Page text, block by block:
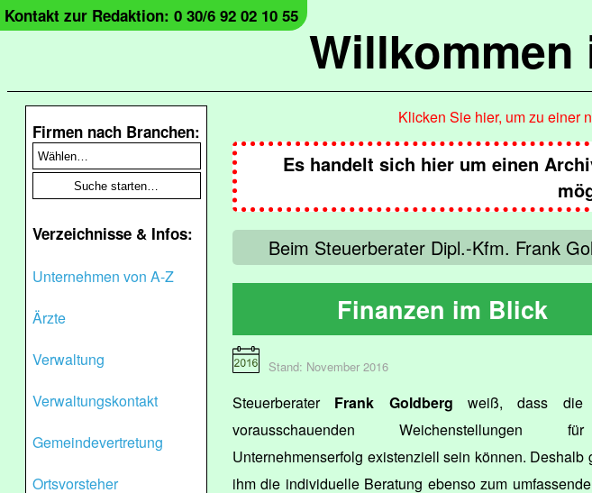
Kontakt zur Redaktion: 0 30/6 92 02 10 55
Firmen nach Branchen:
Verzeichnisse & Infos:
Unternehmen von A-Z
Ärzte
Verwaltung
Verwaltungskontakt
Gemeindevertretung
Ortsvorsteher
Klicken Sie hier, um zu einer
Es handelt sich hier um einen
Beim Steuerberater Dipl.-Kfm. Frank
Finanzen im Blick
Stand: November 2016
Steuerberater Frank Goldberg weiß, dass die
vorausschauenden Weichenstellungen
Unternehmenserfolg existenziell sein können. Deshalb
ihm die individuelle Beratung ebenso zum